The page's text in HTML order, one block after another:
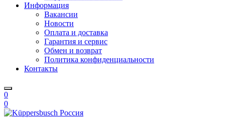
Информация
Вакансии
Новости
Оплата и доставка
Гарантия и сервис
Обмен и возврат
Политика конфиденциальности
Контакты
0
0